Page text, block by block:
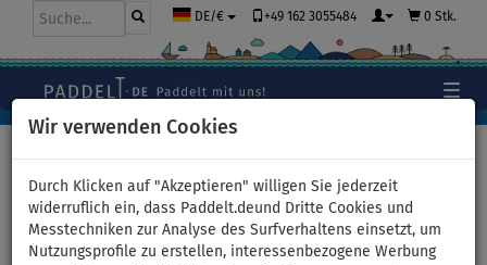
Wir verwenden Cookies
Durch Klicken auf "Akzeptieren" willigen Sie jederzeit
widerruflich ein, dass Paddelt.deund Dritte Cookies und
Messtechniken zur Analyse des Surfverhaltens einsetzt, um
Nutzungsprofile zu erstellen, interessenbezogene Werbung
DE/€ +49 162 3055484 0 Stk.
Elektro-Außenborder